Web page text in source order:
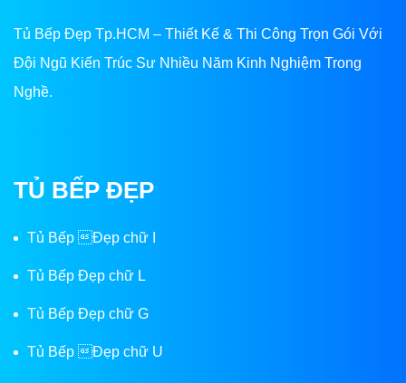
Tủ Bếp Đẹp Tp.HCM – Thiết Kế & Thi Công Trọn Gói Với
Đội Ngũ Kiến Trúc Sư Nhiều Năm Kinh Nghiệm Trong
Nghề.
TỦ BẾP ĐẸP
Tủ Bếp Đẹp chữ I
Tủ Bếp Đẹp chữ L
Tủ Bếp Đẹp chữ G
Tủ Bếp Đẹp chữ U